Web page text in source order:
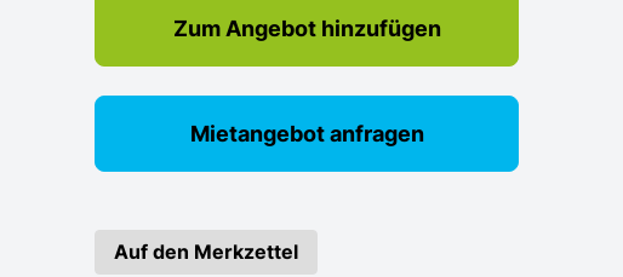
Zum Angebot hinzufügen
Mietangebot anfragen
Auf den Merkzettel